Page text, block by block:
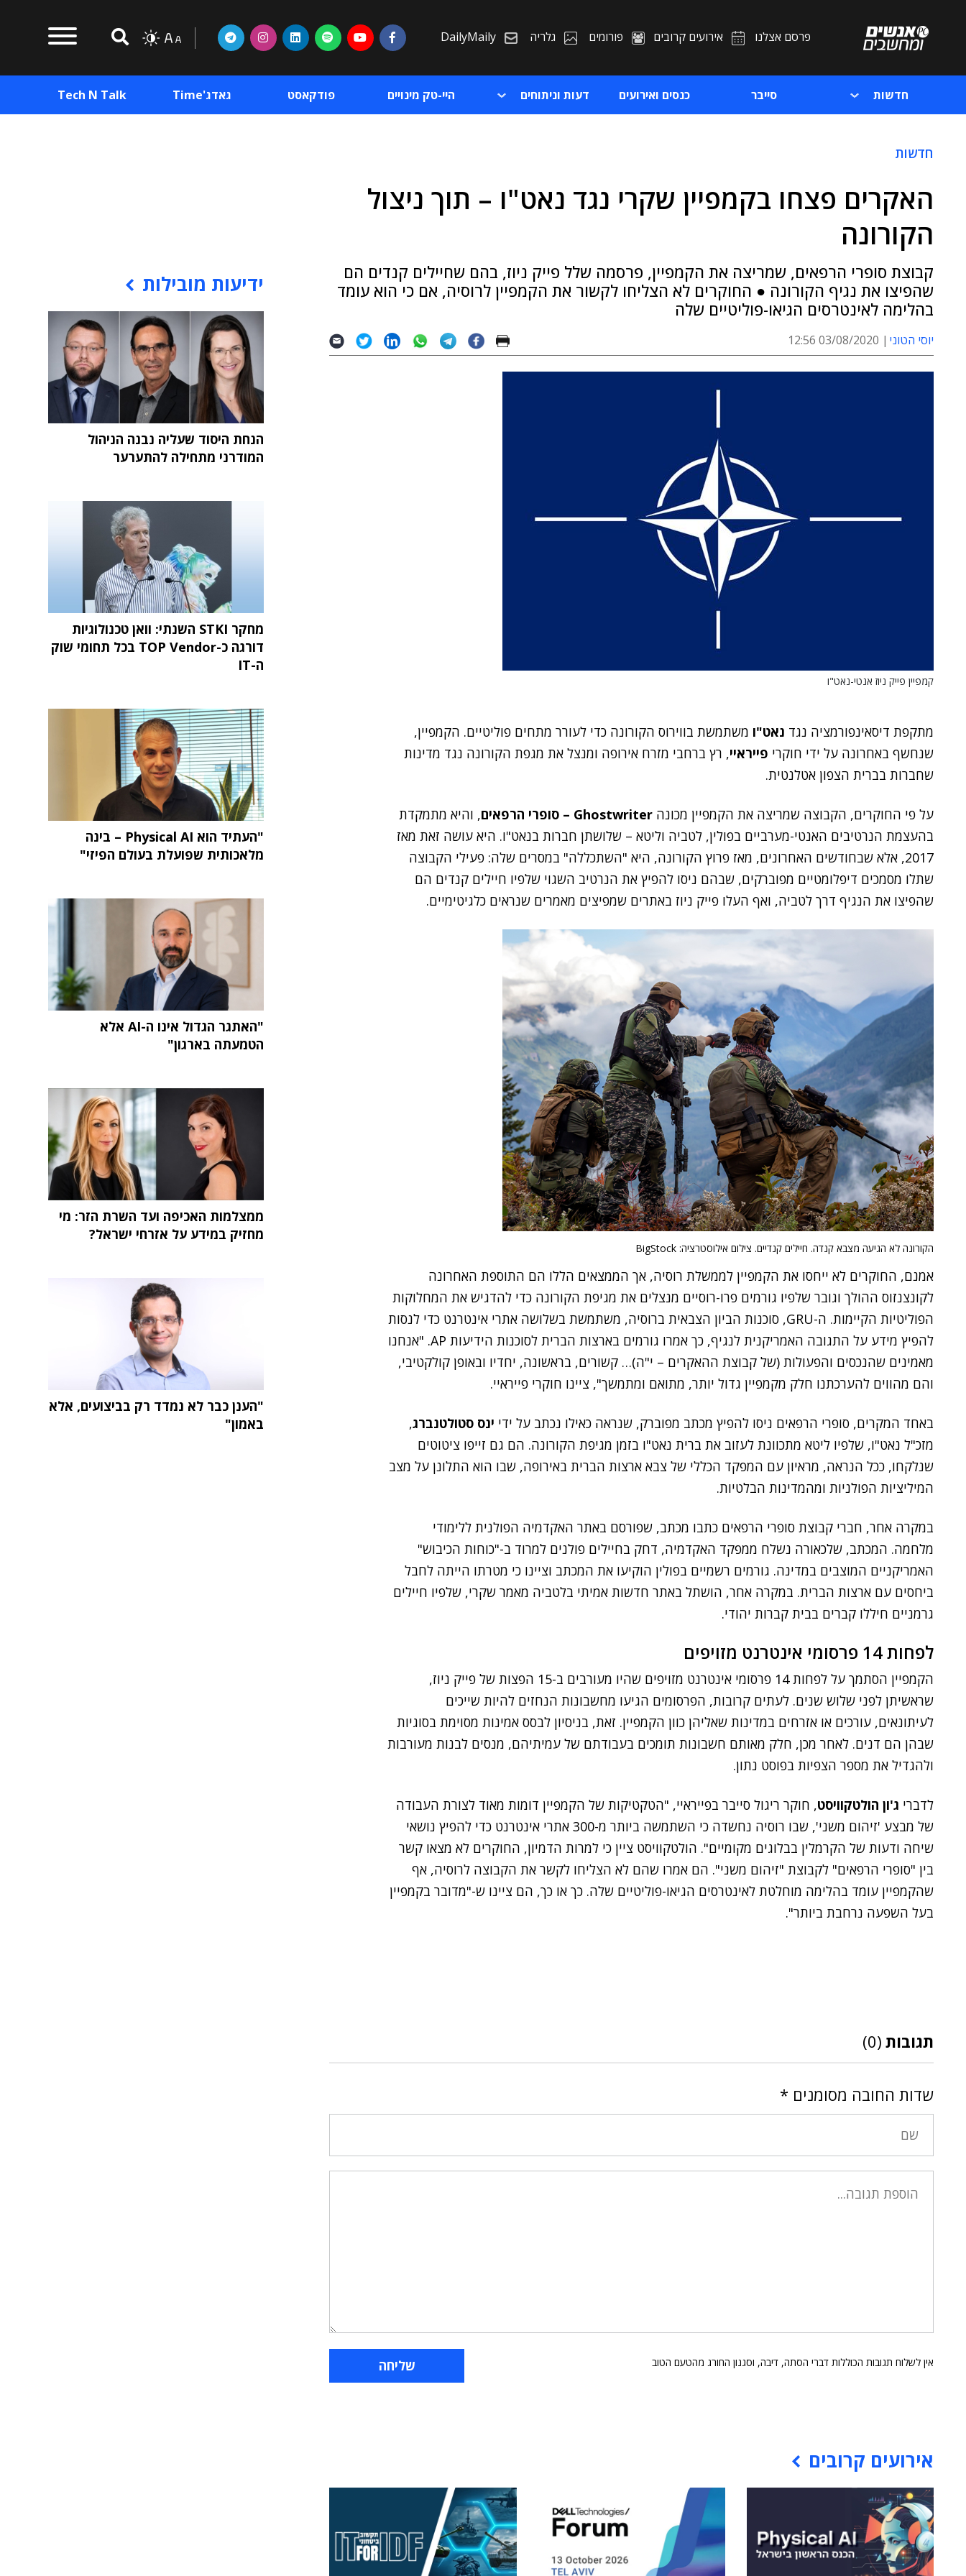
פרסם אצלנו אירועים קרובים פורומים גלריה DailyMaily
חדשות סייבר כנסים ואירועים דעות וניתוחים היי-טק מינויים פודקאסט גאדג'Time Tech N Talk
חדשות
האקרים פצחו בקמפיין שקרי נגד נאט"ו – תוך ניצול
הקורונה
קבוצת סופרי הרפאים, שמריצה את הקמפיין, פרסמה שלל פייק ניוז, בהם שחיילים קנדים הם
שהפיצו את נגיף הקורונה ● החוקרים לא הצליחו לקשור את הקמפיין לרוסיה, אם כי הוא עומד
בהלימה לאינטרסים הגיאו-פוליטיים שלה
יוסי הטוני 03/08/2020 12:56
קמפיין פייק ניוז אנטי-נאט"ו
מתקפת דיסאינפורמציה נגד נאט"ו משתמשת בווירוס הקורונה כדי לעורר מתחים פוליטיים. הקמפיין,
שנחשף באחרונה על ידי חוקרי פייראיי, רץ ברחבי מזרח אירופה ומנצל את מגפת הקורונה נגד מדינות
שחברות בברית הצפון אטלנטית.
על פי החוקרים, הקבוצה שמריצה את הקמפיין מכונה Ghostwriter – סופרי הרפאים
, והיא מתמקדת
בהעצמת הנרטיבים האנטי-מערביים בפולין, לטביה וליטא – שלושתן חברות בנאט"ו. היא עושה זאת מאז
2017, אלא שבחודשים האחרונים, מאז פרוץ הקורונה, היא "השתכללה" במסרים שלה: פעילי הקבוצה
שתלו מסמכים דיפלומטיים מפוברקים, שבהם ניסו להפיץ את הנרטיב השגוי שלפיו חיילים קנדים הם
שהפיצו את הנגיף דרך לטביה, ואף העלו פייק ניוז באתרים שמפיצים מאמרים שנראים כלגיטימיים.
הקורונה לא הגיעה מצבא קנדה. חיילים קנדיים. צילום אילוסטרציה: BigStock
אמנם, החוקרים לא ייחסו את הקמפיין לממשלת רוסיה, אך הממצאים הללו הם התוספת האחרונה
לקונצנזוס ההולך וגובר שלפיו גורמים פרו-רוסיים מנצלים את מגיפת הקורונה כדי להדגיש את המחלוקות
הפוליטיות הקיימות. ה-GRU, סוכנות הביון הצבאית ברוסיה, משתמשת בשלושה אתרי אינטרנט כדי לנסות
להפיץ מידע על התגובה האמריקנית לנגיף, כך אמרו גורמים בארצות הברית לסוכנות הידיעות AP. "אנחנו
מאמינים שהנכסים והפעולות (של קבוצת ההאקרים – י"ה)… קשורים, בראשונה, יחדיו ובאופן קולקטיבי,
והם מהווים להערכתנו חלק מקמפיין גדול יותר, מתואם ומתמשך", ציינו חוקרי פייראיי.
באחד המקרים, סופרי הרפאים ניסו להפיץ מכתב מפוברק, שנראה כאילו נכתב על ידי ‏ינס סטולטנברג,
מזכ"ל נאט"ו, שלפיו ליטא מתכוונת לעזוב את ברית נאט"ו בזמן מגיפת הקורונה. הם גם זייפו ציטוטים
שנלקחו, ככל הנראה, מראיון עם המפקד הכללי של צבא ארצות הברית באירופה, שבו הוא התלונן על מצב
המיליציות הפולניות ומהמדינות הבלטיות.
במקרה אחר, חברי קבוצת סופרי הרפאים כתבו מכתב, שפורסם באתר האקדמיה הפולנית ללימודי
מלחמה. המכתב, שלכאורה נשלח ממפקד האקדמיה, דחק בחיילים פולנים למרוד ב-"כוחות הכיבוש"
האמריקניים המוצבים במדינה. גורמים רשמיים בפולין הוקיעו את המכתב וציינו כי מטרתו הייתה לחבל
ביחסים עם ארצות הברית. במקרה אחר, הושתל באתר חדשות אמיתי בלטביה מאמר שקרי, שלפיו חיילים
גרמניים חיללו קברים בבית קברות יהודי.
לפחות 14 פרסומי אינטרנט מזויפים
הקמפיין הסתמך על לפחות 14 פרסומי אינטרנט מזויפים שהיו מעורבים ב-15 הפצות של פייק ניוז,
שראשיתן לפני שלוש שנים. לעתים קרובות, הפרסומים הגיעו מחשבונות הנחזים להיות שייכים
לעיתונאים, עורכים או אזרחים במדינות שאליהן כוון הקמפיין. זאת, בניסיון לבסס אמינות מסוימת בסוגיות
שבהן הם דנים. לאחר מכן, חלק מאותם חשבונות תומכים בעבודתם של עמיתיהם, מנסים לבנות מעורבות
ולהגדיל את מספר הצפיות בפוסט נתון.
לדברי ג'ון הולטקוויסט, חוקר ריגול סייבר בפייראיי, "הטקטיקות של הקמפיין דומות מאוד לצורת העבודה
של מבצע 'זיהום משני', שבו רוסיה נחשדה כי השתמשה ביותר מ-300 אתרי אינטרנט כדי להפיץ נושאי
שיחה ודעות של הקרמלין בבלוגים מקומיים". הולטקוויסט ציין כי למרות הדמיון, החוקרים לא מצאו קשר
בין "סופרי הרפאים" לקבוצת "זיהום משני". הם אמרו שהם לא הצליחו לקשר את הקבוצה לרוסיה, אף
שהקמפיין עומד בהלימה מוחלטת לאינטרסים הגיאו-פוליטיים שלה. כך או כך, הם ציינו ש-"מדובר בקמפיין
בעל השפעה נרחבת ביותר".
תגובות (0)
שדות החובה מסומנים *
אין לשלוח תגובות הכוללות דברי הסתה, דיבה, וסגנון החורג מהטעם הטוב
אירועים קרובים
ידיעות מובילות
הנחת היסוד שעליה נבנה הניהול
המודרני מתחילה להתערער
מחקר STKI השנתי: וואן טכנולוגיות
דורגה כ-TOP Vendor בכל תחומי שוק
ה-IT
"העתיד הוא Physical AI – בינה
מלאכותית שפועלת בעולם הפיזי"
"האתגר הגדול אינו ה-AI אלא
הטמעתה בארגון"
ממצלמות האכיפה ועד השרת הזר: מי
מחזיק במידע על אזרחי ישראל?
"הענן כבר לא נמדד רק בביצועים, אלא
באמון"